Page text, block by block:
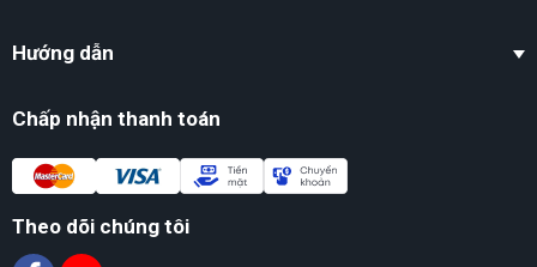
Hướng dẫn
Chấp nhận thanh toán
Theo dõi chúng tôi